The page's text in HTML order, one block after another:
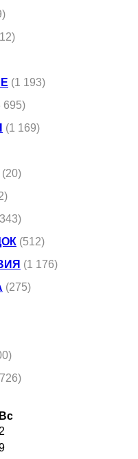
(1 193)
695)
(1 169)
(20)
(512)
(1 176)
(275)
Вс